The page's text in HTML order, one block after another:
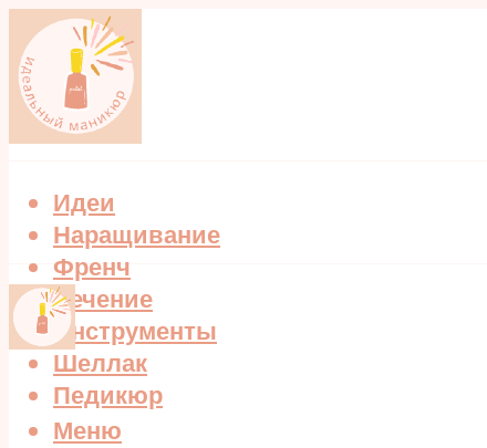
Идеи
Наращивание
Френч
Лечение
Инструменты
Шеллак
Педикюр
Меню